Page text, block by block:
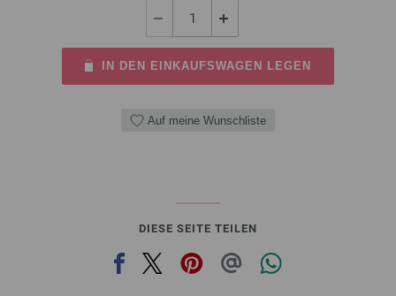
IN DEN EINKAUFSWAGEN LEGEN
Auf meine Wunschliste
DIESE SEITE TEILEN